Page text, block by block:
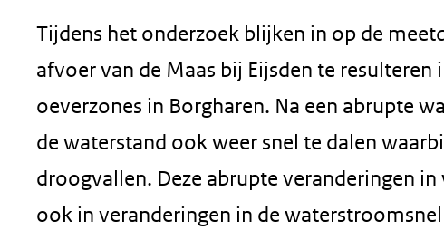
Tijdens het onderzoek blijken in op de
afvoer van de Maas bij Eijsden te
oeverzones in Borgharen. Na een abrupte
de waterstand ook weer snel te dalen
droogvallen. Deze abrupte veranderingen
ook in veranderingen in de